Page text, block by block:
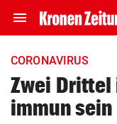
menu Navigation
ein-/ausklappen
account_circle Anmelden
CORONAVIRUS
Zwei Drittel
immun sein